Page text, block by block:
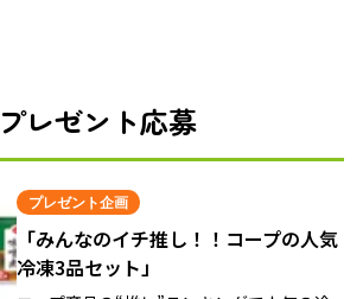
プレゼント応募
プレゼント企画
「みんなのイチ推し！！コープの人気
冷凍3品セット」